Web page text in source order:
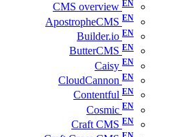
CMS overview
ApostropheCMS
Builder.io
ButterCMS
Caisy
CloudCannon
Contentful
Cosmic
Craft CMS